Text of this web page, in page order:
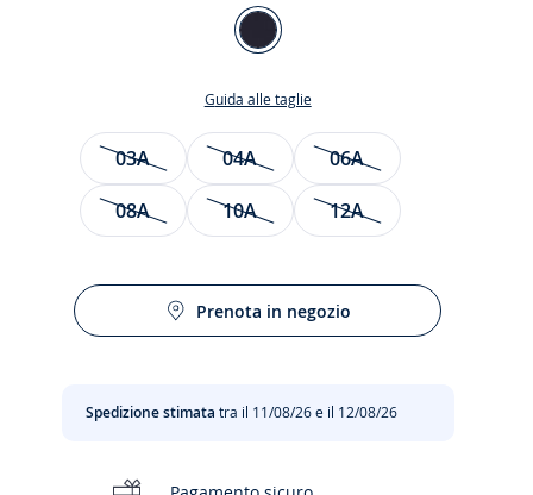
Colore
BLU
JACADI
Guida alle taglie
Taglia
03A 04A
06A
08A
10A 12A
Prenota in negozio
Spedizione stimata tra il 11/08/26 e il 12/08/26